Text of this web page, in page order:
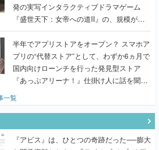
半年でアプリストアをオープン？ スマホア
プリの“代替ストア”として、わずか6ヵ月で
国内向けローンチを行った発見型ストア
『あっぷアリーナ！』仕掛け人に話を聞い
てみた
一覧
『アビス』は、ひとつの奇跡だった──膨大
な開発資料とともに『テイルズ オブ ジ ア
るRPG」が生まれた理由【ゲームの企画